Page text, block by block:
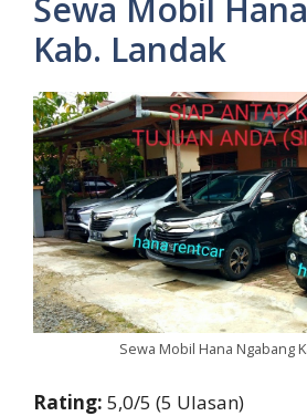
Sewa Mobil
Kab. Landak
Sewa Mobil Hana Ngabang
Rating: 5,0/5 (5 Ulasan)